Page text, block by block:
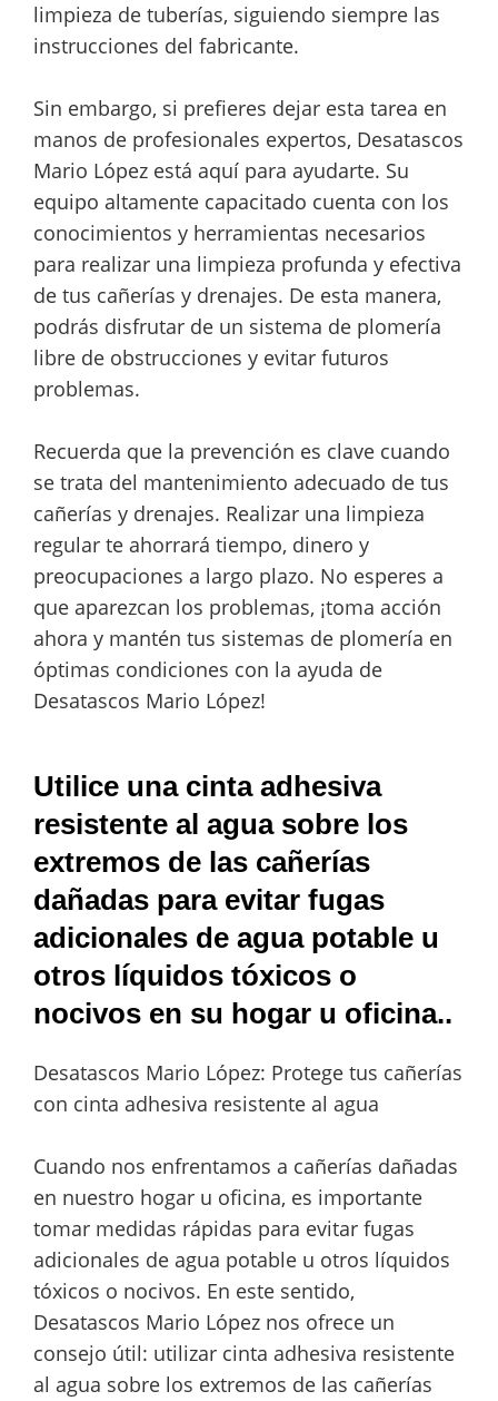
limpieza de tuberías, siguiendo siempre las
instrucciones del fabricante.
Sin embargo, si prefieres dejar esta tarea en
manos de profesionales expertos, Desatascos
Mario López está aquí para ayudarte. Su
equipo altamente capacitado cuenta con los
conocimientos y herramientas necesarios
para realizar una limpieza profunda y efectiva
de tus cañerías y drenajes. De esta manera,
podrás disfrutar de un sistema de plomería
libre de obstrucciones y evitar futuros
problemas.
Recuerda que la prevención es clave cuando
se trata del mantenimiento adecuado de tus
cañerías y drenajes. Realizar una limpieza
regular te ahorrará tiempo, dinero y
preocupaciones a largo plazo. No esperes a
que aparezcan los problemas, ¡toma acción
ahora y mantén tus sistemas de plomería en
óptimas condiciones con la ayuda de
Desatascos Mario López!
Utilice una cinta adhesiva
resistente al agua sobre los
extremos de las cañerías
dañadas para evitar fugas
adicionales de agua potable u
otros líquidos tóxicos o
nocivos en su hogar u oficina..
Desatascos Mario López: Protege tus cañerías
con cinta adhesiva resistente al agua
Cuando nos enfrentamos a cañerías dañadas
en nuestro hogar u oficina, es importante
tomar medidas rápidas para evitar fugas
adicionales de agua potable u otros líquidos
tóxicos o nocivos. En este sentido,
Desatascos Mario López nos ofrece un
consejo útil: utilizar cinta adhesiva resistente
al agua sobre los extremos de las cañerías